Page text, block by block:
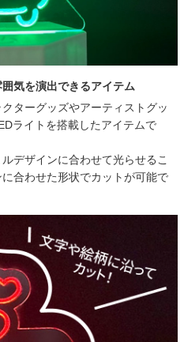
気を演出できるアイテム
ターグッズやアーティストグッ
ライトを搭載したアイテムで
デザインに合わせて光らせるこ
合わせた形状でカットが可能で